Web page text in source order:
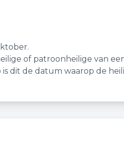
of patroonheilige van
dit de datum waarop de